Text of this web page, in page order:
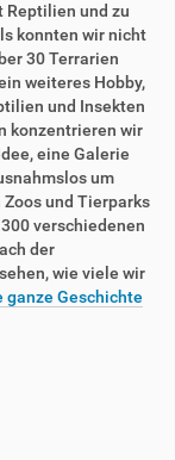
Reptilien und zu
konnten wir nicht
30 Terrarien
weiteres Hobby,
und Insekten
konzentrieren wir
eine Galerie
um
und Tierparks
verschiedenen
der
wie viele wir
ganze Geschichte